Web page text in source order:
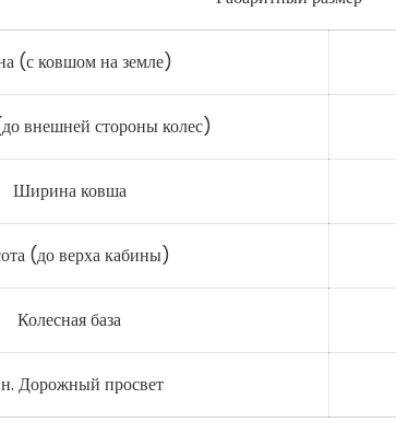
(с ковшом на земле)
внешней стороны колес)
Ширина ковша
(до верха кабины)
Колесная база
Дорожный просвет